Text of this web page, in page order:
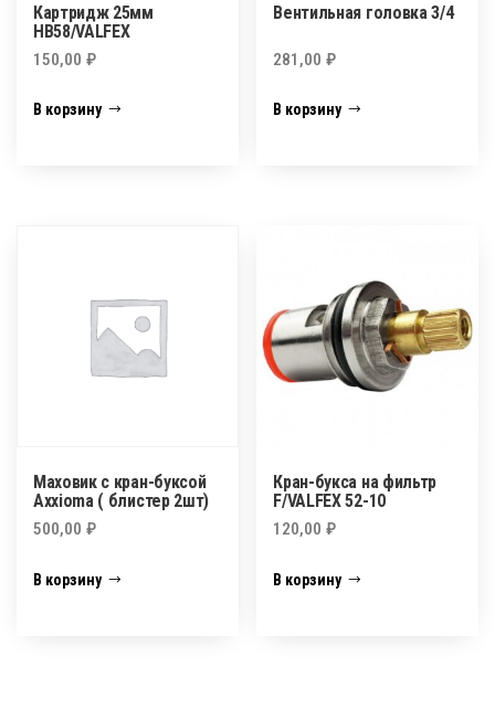
Картридж 25мм
HB58/VALFEX
150,00 ₽
В корзину
Вентильная головка 3/4
281,00₽
В корзину
Маховик с кран-буксой
Axxioma ( блистер 2шт)
500,00 ₽
В корзину
Кран-букса на фильтр
F/VALFEX 52-10
120,00₽
В корзину